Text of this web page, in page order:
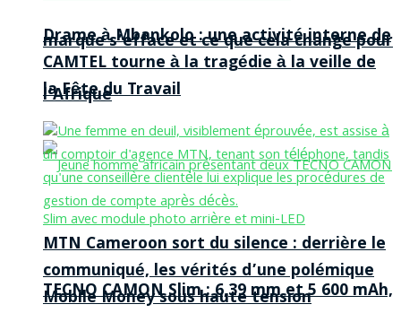
marque s’efface et ce que cela change pour
l’Afrique
TECNO CAMON Slim : 6,39 mm et 5 600 mAh,
Drame à Mbankolo : une activité interne de
CAMTEL tourne à la tragédie à la veille de
la Fête du Travail
MTN Cameroon sort du silence : derrière le
communiqué, les vérités d’une polémique
Mobile Money sous haute tension